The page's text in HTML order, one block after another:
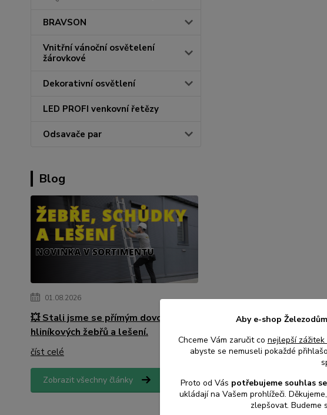
BRAVSON
Vnitřní vánoční osvětelení
žárovkové
Dekorativní osvětlení
LED PROFI venkovní řetězy
Odsavače par
Blog
01.08.2026
💥 Stali jsme se přímým dovozcem
hliníkových žebřů a lešení.
číst celé
Zobrazit všechny články
Aby e-shop
Chceme Vám zaručit co nejlepší
abyste se nemuseli pokaždé
Proto od Vás potřebujeme souhlas se
ukládají na Vašem prohlížeči.
zlepšovat. Budeme